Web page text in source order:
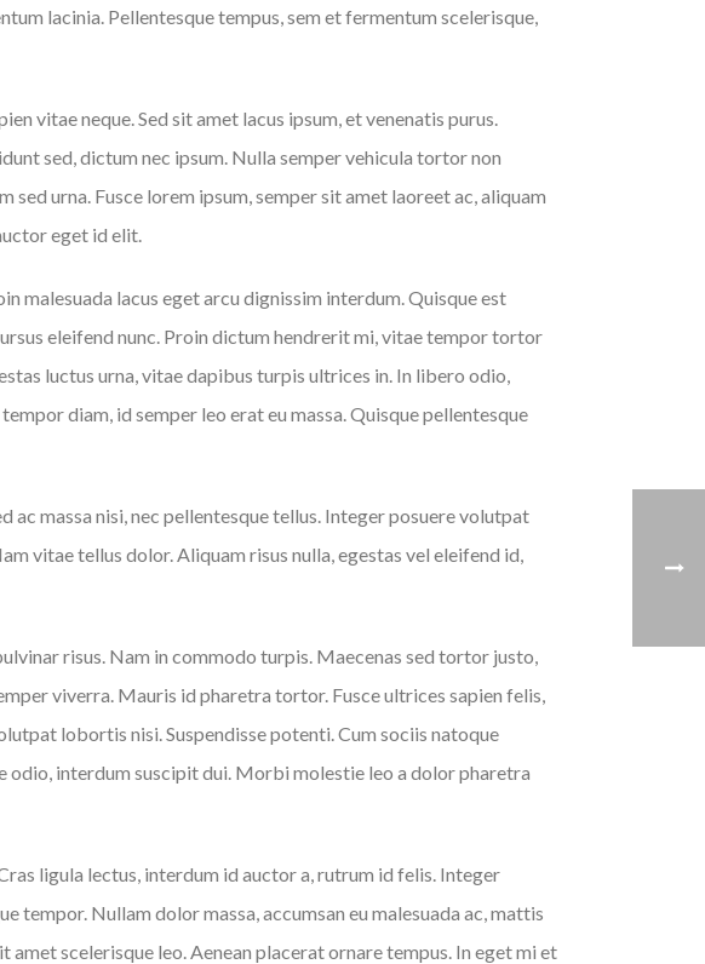
lacinia. Pellentesque tempus, sem et fermentum scelerisque,
vitae neque. Sed sit amet lacus ipsum, et venenatis purus.
sed, dictum nec ipsum. Nulla semper vehicula tortor non
urna. Fusce lorem ipsum, semper sit amet laoreet ac, aliquam
eget id elit.
malesuada lacus eget arcu dignissim interdum. Quisque est
eleifend nunc. Proin dictum hendrerit mi, vitae tempor tortor
luctus urna, vitae dapibus turpis ultrices in. In libero odio,
diam, id semper leo erat eu massa. Quisque pellentesque
massa nisi, nec pellentesque tellus. Integer posuere volutpat
vitae tellus dolor. Aliquam risus nulla, egestas vel eleifend id,
risus. Nam in commodo turpis. Maecenas sed tortor justo,
viverra. Mauris id pharetra tortor. Fusce ultrices sapien felis,
lobortis nisi. Suspendisse potenti. Cum sociis natoque
odio, interdum suscipit dui. Morbi molestie leo a dolor pharetra
ligula lectus, interdum id auctor a, rutrum id felis. Integer
Nullam dolor massa, accumsan eu malesuada ac, mattis
scelerisque leo. Aenean placerat ornare tempus. In eget mi et